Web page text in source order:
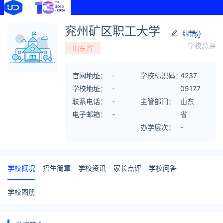
兖州矿区职工大学
纠错
山东省
-分
学校总评
官网地址：
-
学校地址：
-
联系电话：
-
电子邮箱：
-
学校标识码：4237
05177
7
主管部门：
山东
省
办学层次：
-
学校概况 招生简章 学校资讯 家长点评 学校问答
学校图册